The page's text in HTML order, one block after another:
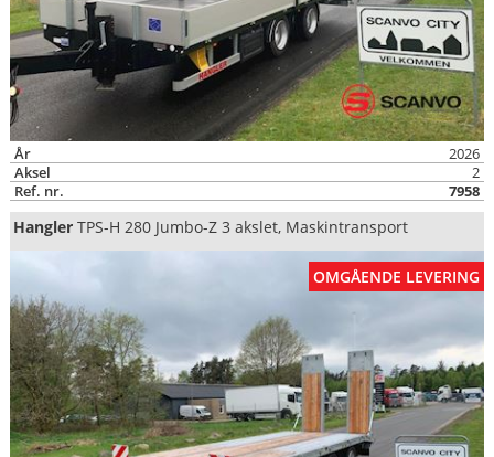
År
2026
Aksel
2
Ref. nr.
7958
HanglerTPS-H 280 Jumbo-Z 3 akslet, Maskintransport
OMGÅENDE LEVERING